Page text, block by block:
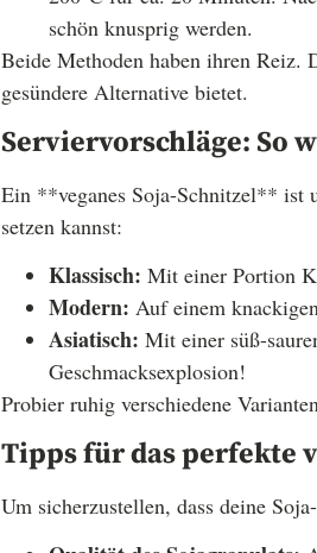
schön knusprig werden.
Beide Methoden haben ihren Reiz.
gesündere Alternative bietet.
Serviervorschläge: So
Ein **veganes Soja-Schnitzel** ist
setzen kannst:
Klassisch: Mit einer Portion
Modern: Auf einem
Asiatisch: Mit einer süß-
Geschmacksexplosion!
Probier ruhig verschiedene
Tipps für das perfekte
Um sicherzustellen, dass deine